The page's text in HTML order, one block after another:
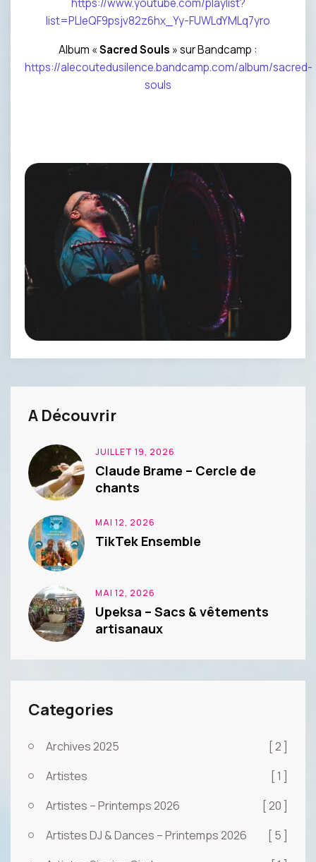
https://www.youtube.com/playlist?
list=PLleQF9psjv82z6hx_Yy-FUWLdYMLq7yro
Album «Sacred Souls » sur Bandcamp :
https://alecoutedusilence.bandcamp.com/album/sacred-
souls
A Découvrir
JUILLET 19, 2026
Claude Brame – Cercle de
chants
MAI 12, 2026
TikTek Ensemble
MAI 12, 2026
Upeksa – Sacs & vêtements
artisanaux
Categories
Archives 2025
[ 2 ]
Artistes
[ 1 ]
Artistes – Printemps 2026
[ 20 ]
Artistes DJ & Dances – Printemps 2026
[ 5 ]